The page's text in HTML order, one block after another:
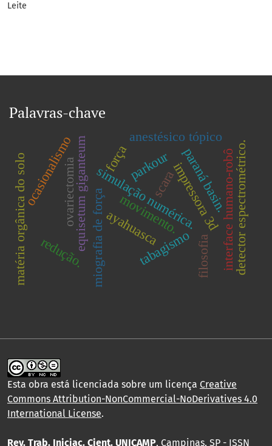
Leite
Palavras-chave
impressora 3d
scara
simulação numérica.
equisetum giganteum
ovariectomia miografia de força interface humano-robô
ayahuascatabagismo
redução.
ocasionalismo força
movimento.
anestésico tópico
paraná basin.
parkour detector espectrométrico.
filosofia
matéria orgânica do solo
Esta obra está licenciada sobre um licença Creative
Commons Attribution-NonCommercial-NoDerivatives 4.0
International License.
Rev. Trab. Iniciac. Cient. UNICAMP, Campinas, SP - ISSN